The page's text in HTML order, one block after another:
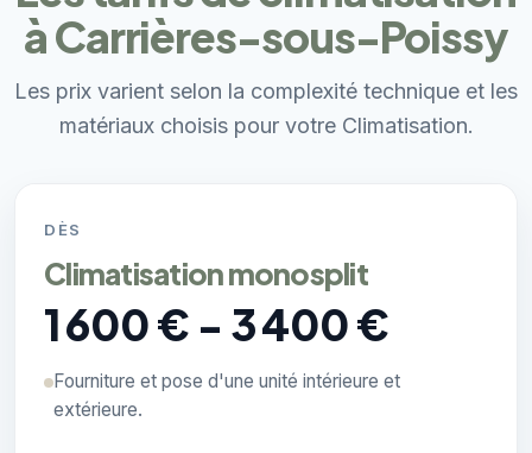
à Carrières-sous-Poissy
Les prix varient selon la complexité technique et les
matériaux choisis pour votre Climatisation.
DÈS
Climatisation monosplit
1 600 € - 3 400 €
Fourniture et pose d'une unité intérieure et
extérieure.